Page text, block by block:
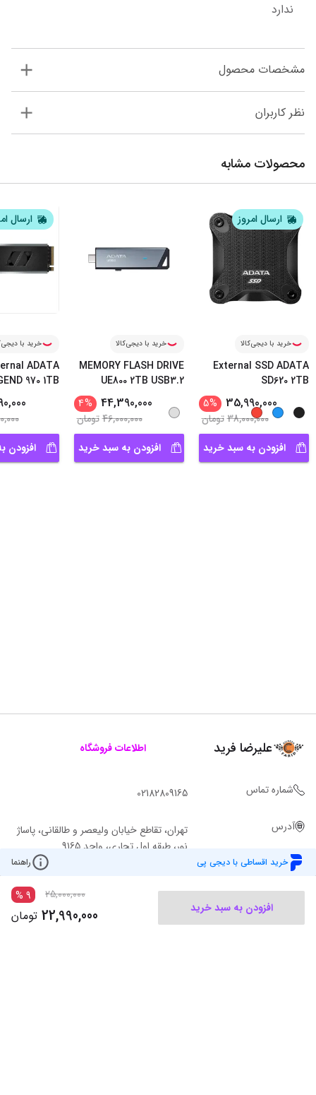
ندارد
مشخصات محصول
نظر کاربران
محصولات مشابه
ارسال امروز
خرید با دیجی‌کالا
External SSD ADATA
SD620 2TB
35,990,000
%
5
38,000,000تومان
افزودن به سبد خرید
خرید با دیجی‌کالا
MEMORY FLASH DRIVE
UE800 2TB USB3.2
44,390,000
%
4
46,000,000تومان
افزودن به سبد خرید
ارسال
خرید با
ADATA
970 1TB
افزودن
خرید اقساطی با دیجی پی راهنما
افزودن به سبد خرید
25,000,000
9
%
22,990,000 تومان
علیرضا فرید اطلاعات فروشگاه
شماره تماس 02182809165
آدرس
تهران، تقاطع خیابان ولیعصر و طالقانی، پاساژ
نور، طبقه اول تجاری، واحد 9165